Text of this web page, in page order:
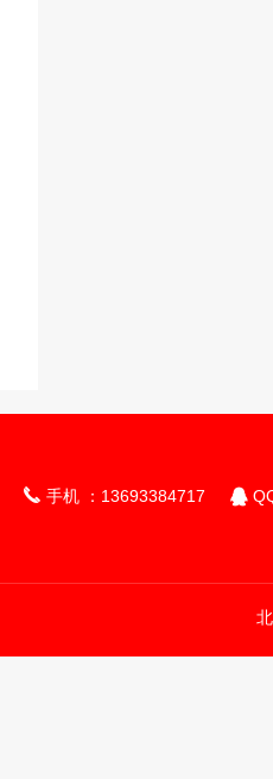
 手机 ：13693384717 